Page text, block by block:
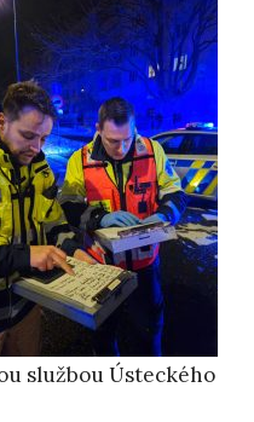
službou Ústeckého